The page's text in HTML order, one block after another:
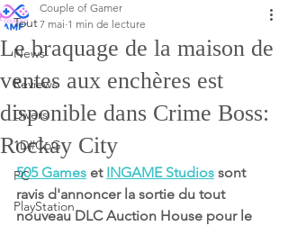
Tout
News
Reviews
Divers
1D#CoG
PC
PlayStation
Le braquage de la maison de
ventes aux enchères est
disponible dans Crime Boss:
Rockay City
Couple of Gamer
7 mai 1 min de lecture
505 Games et INGAME Studios sont
ravis d'annoncer la sortie du tout
nouveau DLC Auction House pour le